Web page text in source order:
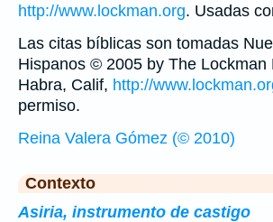
http://www.lockman.org. Usadas
Las citas bíblicas son tomadas
Hispanos © 2005 by The Lockman
Habra, Calif, http://
permiso.
Reina Valera Gómez (© 2010)
Contexto
Asiria, instrumento de castigo